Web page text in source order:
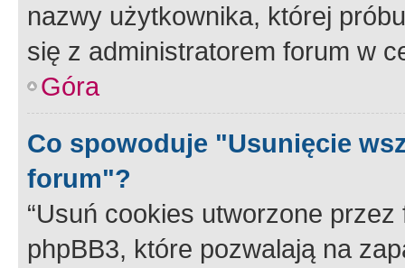
nazwy użytkownika, której
się z administratorem forum w
Góra
Co spowoduje "Usunięcie
forum"?
“Usuń cookies utworzone
phpBB3, które pozwalają na